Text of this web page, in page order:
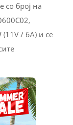
со број на
/ 6A) и се